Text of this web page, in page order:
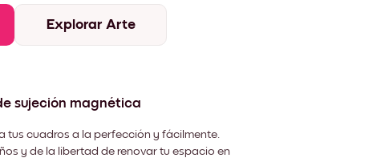
Explorar Arte
sujeción magnética
tus cuadros a la perfección y fácilmente.
y de la libertad de renovar tu espacio en